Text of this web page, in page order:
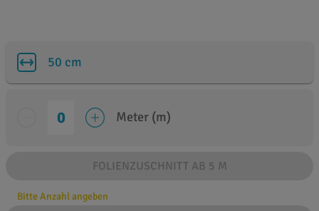
50 cm
Meter (m)
FOLIENZUSCHNITT AB 5 M
Bitte Anzahl angeben